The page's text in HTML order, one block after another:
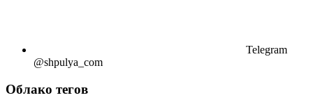
Telegram
@shpulya_com
Облако тегов